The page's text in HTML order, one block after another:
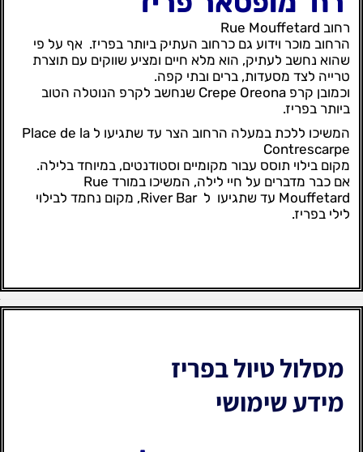
רחוב Rue Mouffetard
הרחוב מוכר וידוע גם כרחוב העתיק ביותר בפריז. אף על פי
שהוא נחשב לעתיק, הוא מלא חיים ומציע שווקים עם תוצרת
טרייה לצד מסעדות, ברים ובתי קפה.
וכמובן קרפ Crepe Oreona שנחשב לקרפ הנוטלה הטוב
ביותר בפריז.
המשיכו ללכת במעלה הרחוב הצר עד שתגיעו ל Place de la
Contrescarpe
מקום בילוי תוסס עבור מקומיים וסטודנטים, במיוחד בלילה.
אם כבר מדברים על חיי לילה, המשיכו במורד Rue
Mouffetard עד שתגיעו ל River Bar, מקום נחמד לבילוי
לילי בפריז.
מסלול טיול בפריז
מידע שימושי